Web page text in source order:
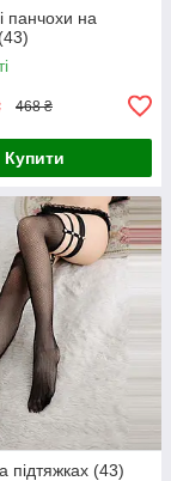
панчохи на
468 ₴
Купити
підтяжках (43)